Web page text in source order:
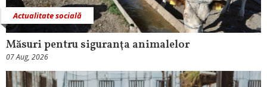
Actualitate socială
Măsuri pentru siguranţa animalelor
07 Aug, 2026